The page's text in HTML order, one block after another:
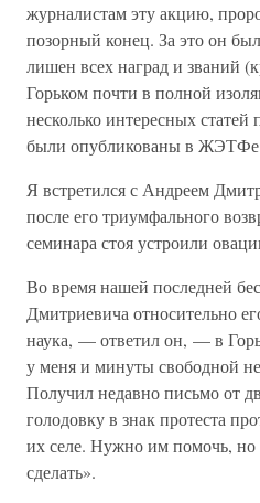
журналистам эту акцию,
позорный конец. За это он
лишен всех наград и званий
Горьком почти в полной
несколько интересных
были опубликованы в
Я встретился с Андреем
после его триумфального
семинара стоя устроили
Во время нашей последней
Дмитриевича относительно
наука, — ответил он, — в
у меня и минуты свободной
Получил недавно письмо от
голодовку в знак протеста
их селе. Нужно им помочь, но
сделать».